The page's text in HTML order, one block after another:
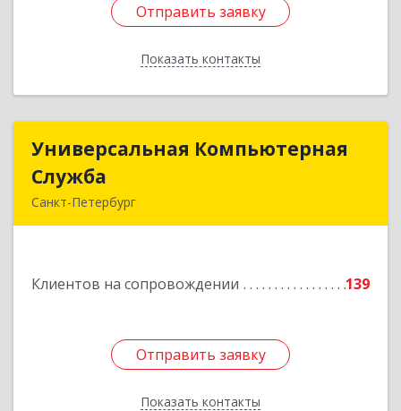
Отправить заявку
Показать контакты
Отправить заявку
Назад
Универсальная Компьютерная
Служба
Санкт-Петербург
Клиентов на сопровождении 139
Отправить заявку
Показать контакты
Универсальная Компьютерная
Подробнее
Отправить заявку
Назад